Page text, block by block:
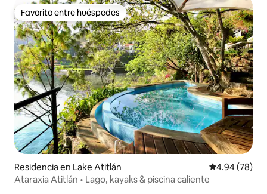
Favorito entre huéspedes
Favorito entre huéspedes
Residencia en Lake Atitlán Calificación
4.94 (78)
Ataraxia Atitlán • Lago, kayaks & piscina caliente